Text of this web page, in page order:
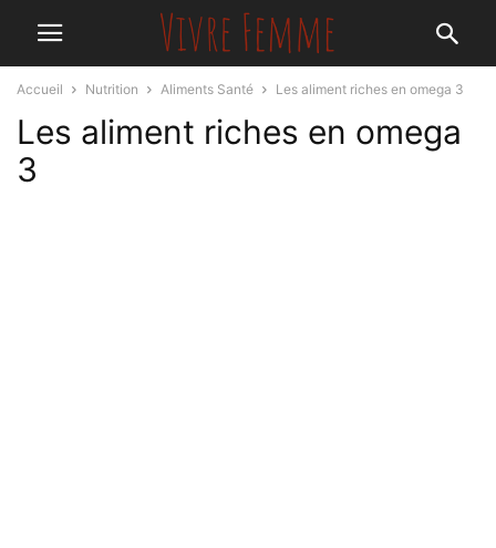
Accueil Nutrition Aliments Santé Les aliment riches en omega 3
Les aliment riches en omega
3